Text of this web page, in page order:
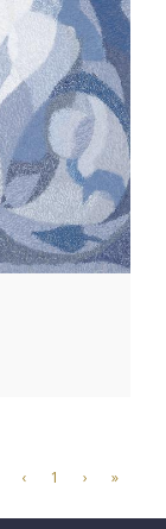
‹ 1 › »